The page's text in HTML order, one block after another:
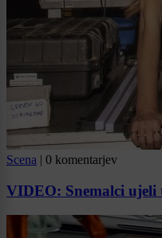
Scena | 0 komentarjev
VIDEO: Snemalci ujeli